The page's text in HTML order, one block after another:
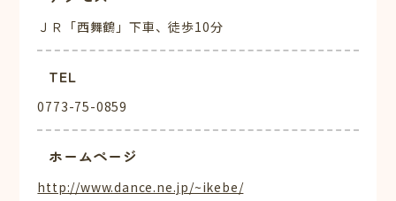
ＪＲ「西舞鶴」下車、徒歩10分
TEL
0773-75-0859
ホームページ
http://www.dance.ne.jp/~ikebe/